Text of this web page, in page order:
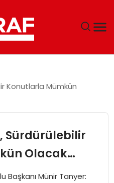
Konutlarla Mümkün
Sürdürülebilir
Olacak…
Başkanı Münir Tanyer: